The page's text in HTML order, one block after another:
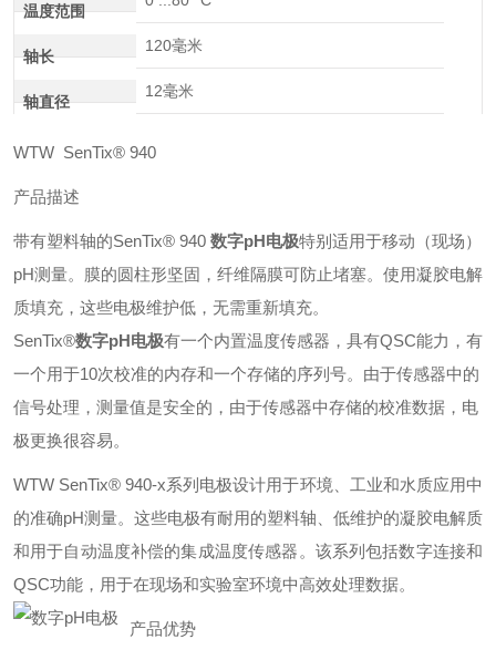
温度范围
轴长
120毫米
轴直径
12毫米
WTW SenTix® 940
产品描述
带有塑料轴的SenTix® 940 数字pH电极特别适用于移动（现场）
pH测量。膜的圆柱形坚固，纤维隔膜可防止堵塞。使用凝胶电解
质填充，这些电极维护低，无需重新填充。
SenTix®数字pH电极有一个内置温度传感器，具有QSC能力，有
一个用于10次校准的内存和一个存储的序列号。由于传感器中的
信号处理，测量值是安全的，由于传感器中存储的校准数据，电
极更换很容易。
WTW SenTix® 940-x系列电极设计用于环境、工业和水质应用中
的准确pH测量。这些电极有耐用的塑料轴、低维护的凝胶电解质
和用于自动温度补偿的集成温度传感器。该系列包括数字连接和
QSC功能，用于在现场和实验室环境中高效处理数据。
产品优势